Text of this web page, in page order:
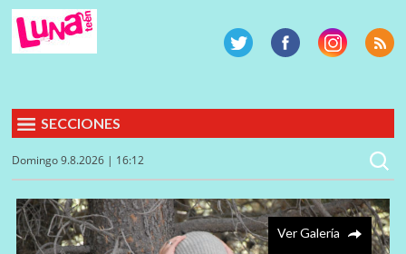
SECCIONES
Domingo 9.8.2026 | 16:12
Ver Galería